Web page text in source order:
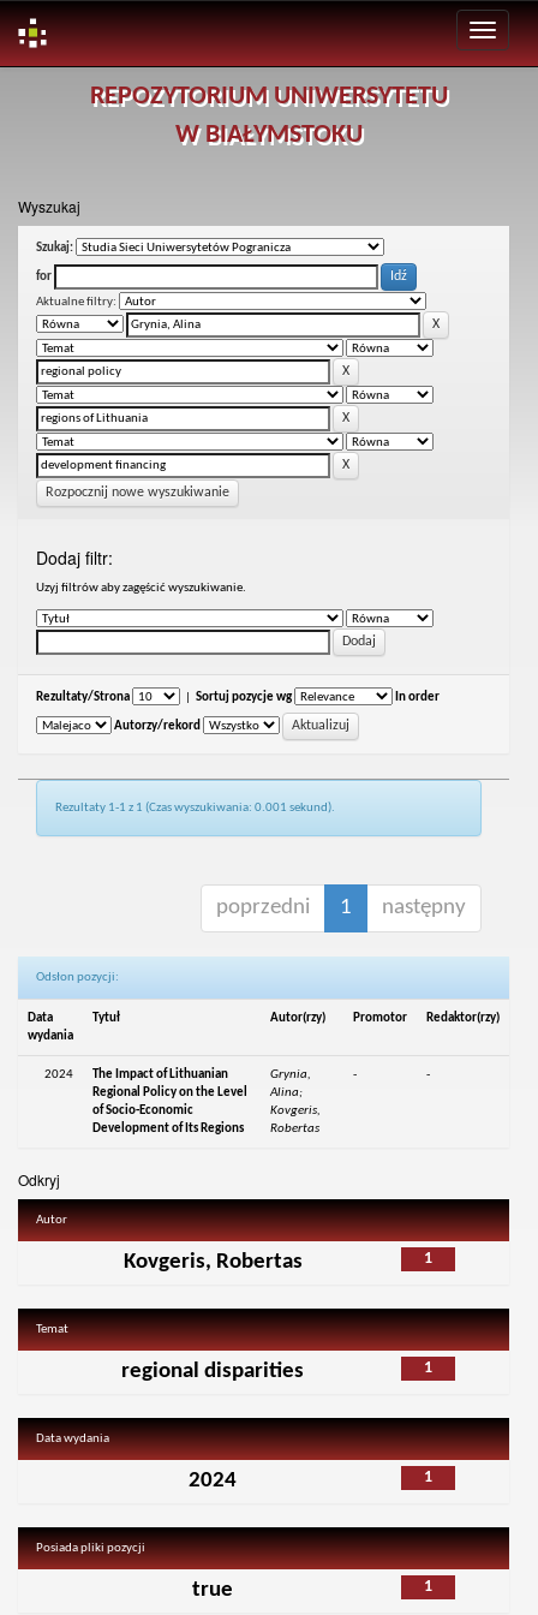
REPOZYTORIUM UNIWERSYTETU
W BIAŁYMSTOKU
Wyszukaj
Szukaj:
for
Aktualne filtry:
Rozpocznij nowe wyszukiwanie
Dodaj filtr:
Uzyj filtrów aby zagęścić wyszukiwanie.
Rezultaty/Strona Sortuj pozycje wg In order
Autorzy/rekord
Rezultaty 1-1 z 1 (Czas wyszukiwania: 0.001 sekund).
poprzedni 1 następny
Odsłon pozycji:
Data
wydania
Tytuł Autor(rzy) Promotor Redaktor(rzy)
2024
The Impact of Lithuanian
Regional Policy on the Level
of Socio-Economic
Development of Its Regions
Grynia,
Alina;
Kovgeris,
Robertas
- -
Odkryj
Autor
1
Kovgeris, Robertas
Temat
1
regional disparities
Data wydania
1
2024
Posiada pliki pozycji
1
true